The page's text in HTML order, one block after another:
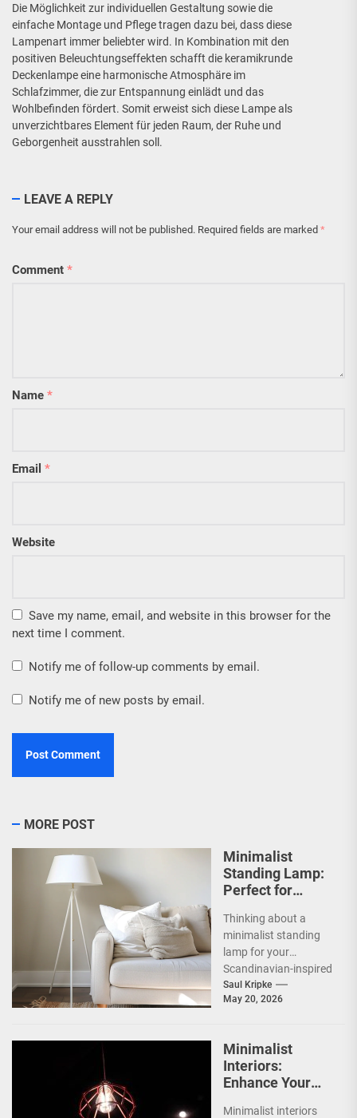
Die Möglichkeit zur individuellen Gestaltung sowie die
einfache Montage und Pflege tragen dazu bei, dass diese
Lampenart immer beliebter wird. In Kombination mit den
positiven Beleuchtungseffekten schafft die keramikrunde
Deckenlampe eine harmonische Atmosphäre im
Schlafzimmer, die zur Entspannung einlädt und das
Wohlbefinden fördert. Somit erweist sich diese Lampe als
unverzichtbares Element für jeden Raum, der Ruhe und
Geborgenheit ausstrahlen soll.
LEAVE A REPLY
Your email address will not be published. Required fields are marked *
Comment *
Name *
Email *
Website
Save my name, email, and website in this browser for the
next time I comment.
Notify me of follow-up comments by email.
Notify me of new posts by email.
MORE POST
Minimalist
Standing Lamp:
Perfect for
Decor
Thinking about a
minimalist standing
lamp for your
Scandinavian-inspired
home? You're onto
something great.
Saul Kripke
May 20, 2026
Minimalist
Interiors:
Enhance Your
Minimalist interiors